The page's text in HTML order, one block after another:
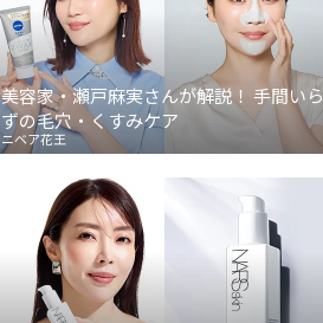
美容家・瀬戸麻実さんが解説！ 手間いら
ずの毛穴・くすみケア
ニベア花王